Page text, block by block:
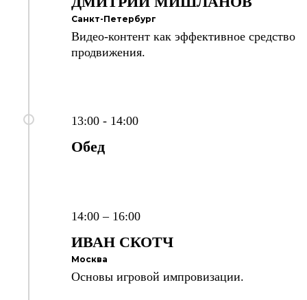
Санкт-Петербург
Видео-контент как эффективное средство
продвижения.
13:00 - 14:00
Обед
14:00 – 16:00
ИВАН СКОТЧ
Москва
Основы игровой импровизации.